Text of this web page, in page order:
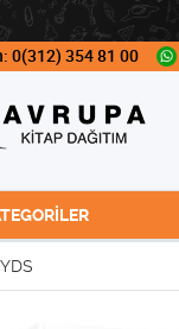
0(312) 354 81 00
YDS